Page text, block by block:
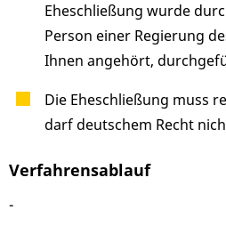
Eheschließung wurde
Person einer Regierung
Ihnen angehört,
Die Eheschließung muss
darf deutschem Recht
Verfahrensablauf
-